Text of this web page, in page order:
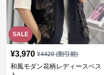
SALE
¥3,970 ¥4420(割引前)
和風モダン花柄レディースベス